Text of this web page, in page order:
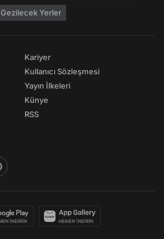
Gezilecek Yerler
Kariyer
Kullanıcı Sözleşmesi
Yayın İlkeleri
Künye
RSS